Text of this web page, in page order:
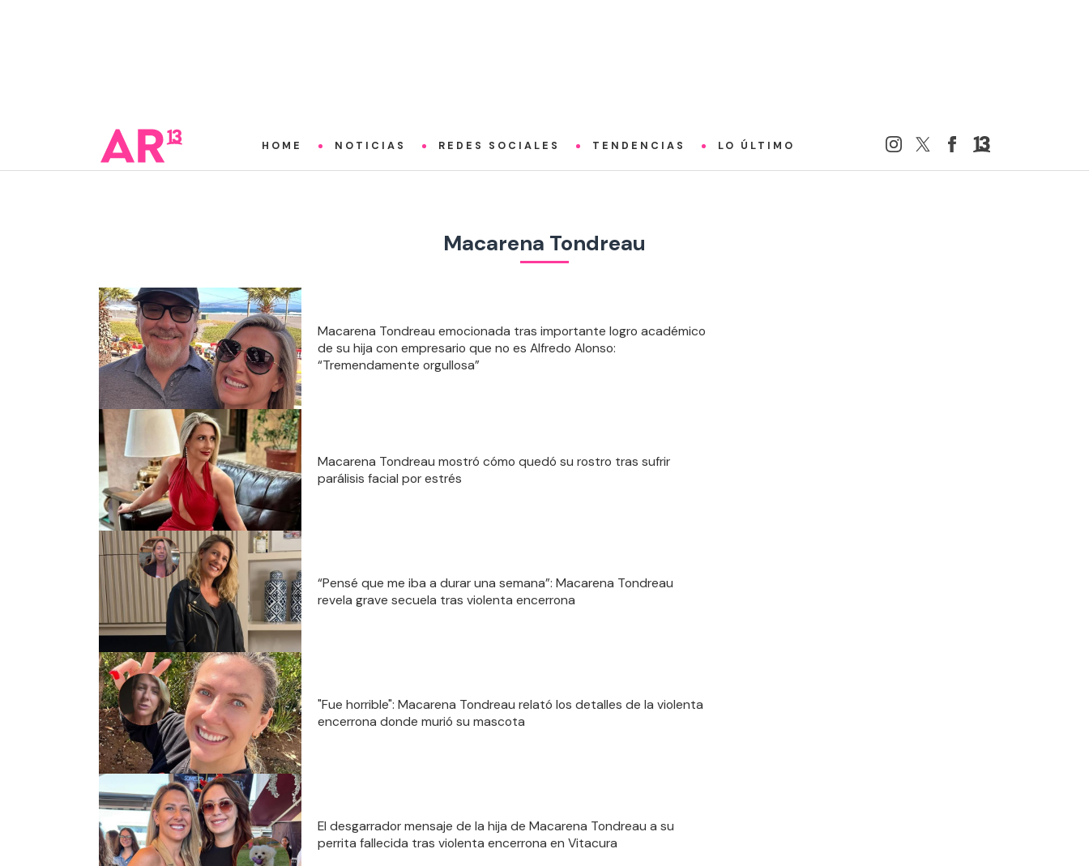
HOME NOTICIAS REDES SOCIALES TENDENCIAS LO ÚLTIMO
Macarena Tondreau
Macarena Tondreau emocionada tras importante logro académico
de su hija con empresario que no es Alfredo Alonso:
“Tremendamente orgullosa”
Macarena Tondreau mostró cómo quedó su rostro tras sufrir
parálisis facial por estrés
“Pensé que me iba a durar una semana”: Macarena Tondreau
revela grave secuela tras violenta encerrona
"Fue horrible": Macarena Tondreau relató los detalles de la violenta
encerrona donde murió su mascota
El desgarrador mensaje de la hija de Macarena Tondreau a su
perrita fallecida tras violenta encerrona en Vitacura